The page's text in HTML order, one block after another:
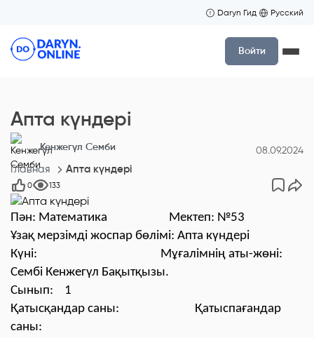
Daryn Гид Русский
Войти
Апта күндері
Кенжегүл Семби 08.09.2024
Главная Апта күндері
0 133
Пән: Математика Мектеп: №53
Ұзақ мерзімді жоспар бөлімі: Апта күндері
Күні: Мұғалімнің аты-жөні:
Сембі Кенжегүл Бақытқызы.
Сынып: 1
Қатысқандар саны: Қатыспағандар
саны: